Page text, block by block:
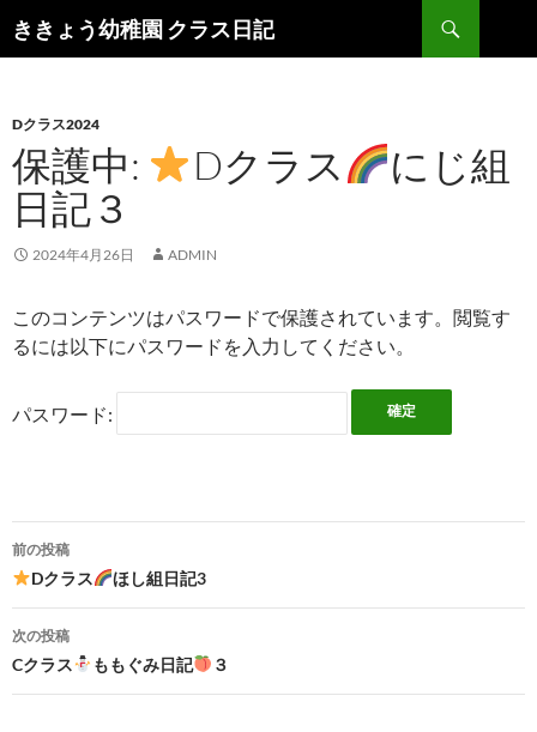
ききょう幼稚園 クラス日記
索
ン
ツ
へ
ス
キ
ッ
Dクラス2024
保護中: Dクラス
にじ組
日記３
2024年4月26日 ADMIN
このコンテンツはパスワードで保護されています。閲覧す
るには以下にパスワードを入力してください。
パスワード:
投
稿
ナ
前の投稿
Dクラス ほし組日記3
次の投稿
Cクラス ももぐみ日記 ３